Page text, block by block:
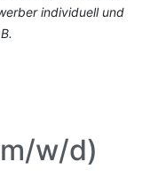
individuell und
w/d)